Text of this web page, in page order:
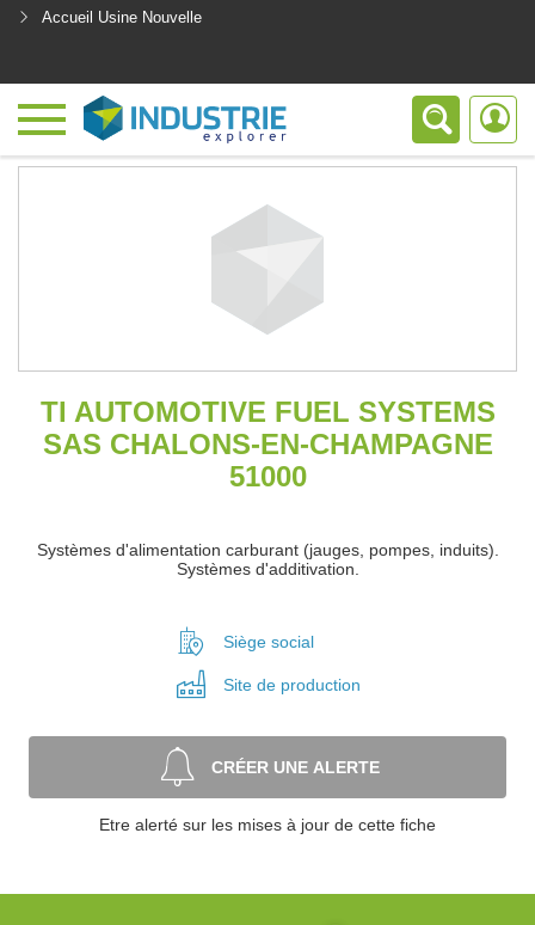
Accueil Usine Nouvelle
TI AUTOMOTIVE FUEL SYSTEMS
SAS CHALONS-EN-CHAMPAGNE
51000
Systèmes d'alimentation carburant (jauges, pompes, induits).
Systèmes d'additivation.
Siège social
Site de production
CRÉER UNE ALERTE
Etre alerté sur les mises à jour de cette fiche